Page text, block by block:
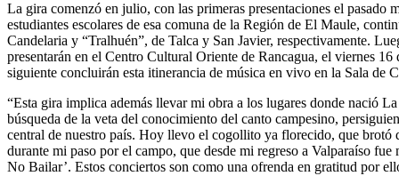
La gira comenzó en julio, con las primeras presentaciones el pasado
estudiantes escolares de esa comuna de la Región de El Maule,
Candelaria y “Tralhuén”, de Talca y San Javier, respectivamente.
presentarán en el Centro Cultural Oriente de Rancagua, el viernes
siguiente concluirán esta itinerancia de música en vivo en la Sala de
“Esta gira implica además llevar mi obra a los lugares donde nació
búsqueda de la veta del conocimiento del canto campesino,
central de nuestro país. Hoy llevo el cogollito ya florecido, que brotó
durante mi paso por el campo, que desde mi regreso a Valparaíso
No Bailar’. Estos conciertos son como una ofrenda en gratitud por